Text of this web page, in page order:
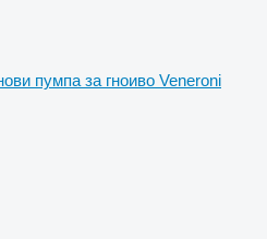
пумпа за гноиво Veneroni